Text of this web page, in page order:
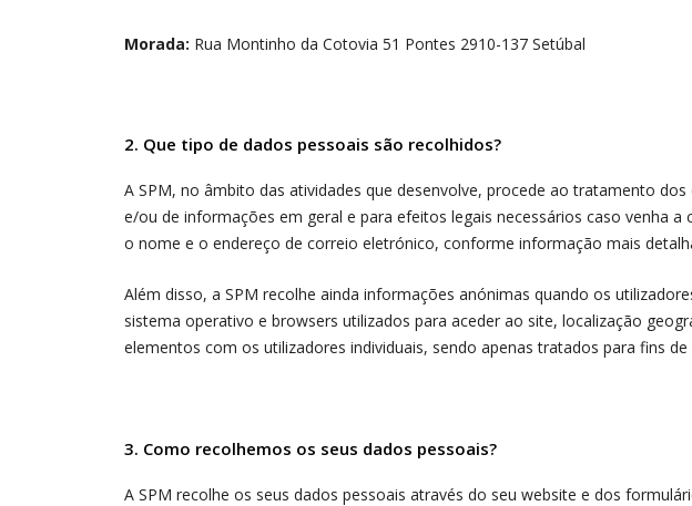
Morada: Rua Montinho da Cotovia 51 Pontes 2910-137 Setúbal
2. Que tipo de dados pessoais são recolhidos?
A SPM, no âmbito das atividades que desenvolve, procede ao tratamento
e/ou de informações em geral e para efeitos legais necessários caso venha
o nome e o endereço de correio eletrónico, conforme informação mais
Além disso, a SPM recolhe ainda informações anónimas quando os
sistema operativo e browsers utilizados para aceder ao site, localização
elementos com os utilizadores individuais, sendo apenas tratados para fins de
3. Como recolhemos os seus dados pessoais?
A SPM recolhe os seus dados pessoais através do seu website e dos